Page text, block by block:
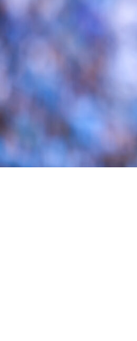
OTricolor Gaúcho
((14), contra o
pelo Brasileirão.
(horário de
tem de melhor.